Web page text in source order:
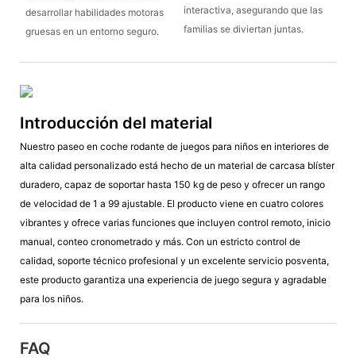
desarrollar habilidades motoras
gruesas en un entorno seguro.
interactiva, asegurando que las
familias se diviertan juntas.
Introducción del material
Nuestro paseo en coche rodante de juegos para niños en interiores de
alta calidad personalizado está hecho de un material de carcasa blíster
duradero, capaz de soportar hasta 150 kg de peso y ofrecer un rango
de velocidad de 1 a 99 ajustable. El producto viene en cuatro colores
vibrantes y ofrece varias funciones que incluyen control remoto, inicio
manual, conteo cronometrado y más. Con un estricto control de
calidad, soporte técnico profesional y un excelente servicio posventa,
este producto garantiza una experiencia de juego segura y agradable
para los niños.
FAQ